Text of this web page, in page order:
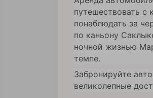
путешествовать
понаблюдать за
по каньону
ночной жизнью
темпе.
Забронируйте
великолепные